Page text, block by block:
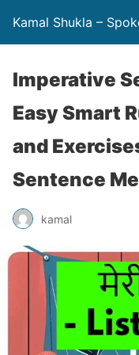
Kamal Shukla –
Imperative
Easy Smart
and
Sentence
kamal